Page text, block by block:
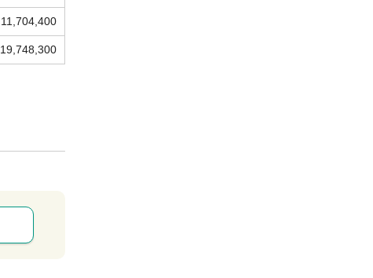
11,704,400
19,748,300